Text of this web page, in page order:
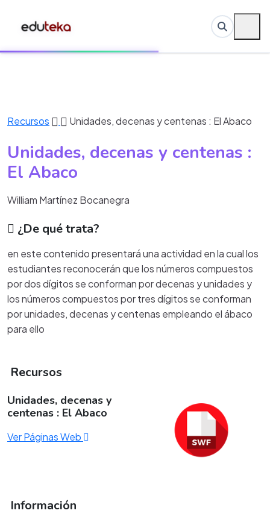
Recursos Unidades, decenas y centenas : El Abaco
Unidades, decenas y centenas :
El Abaco
William Martínez Bocanegra
¿De qué trata?
en este contenido presentará una actividad en la cual los
estudiantes reconocerán que los números compuestos
por dos dígitos se conforman por decenas y unidades y
los números compuestos por tres dígitos se conforman
por unidades, decenas y centenas empleando el ábaco
para ello
Recursos
Unidades, decenas y
centenas : El Abaco
Ver Páginas Web
Información